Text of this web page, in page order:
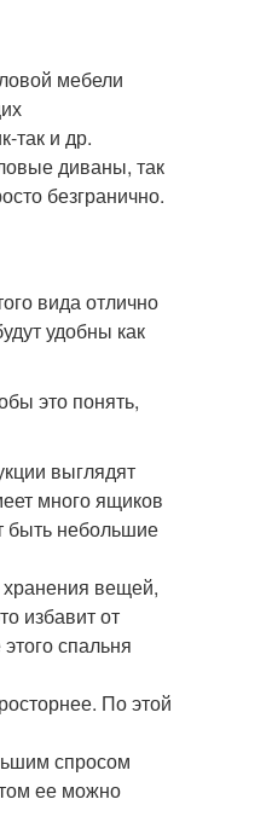
мебели
так и др.
диваны, так
безгранично.
вида отлично
удобны как
это понять,
выглядят
много ящиков
быть небольшие
вещей,
избавит от
спальня
По этой
спросом
ее можно